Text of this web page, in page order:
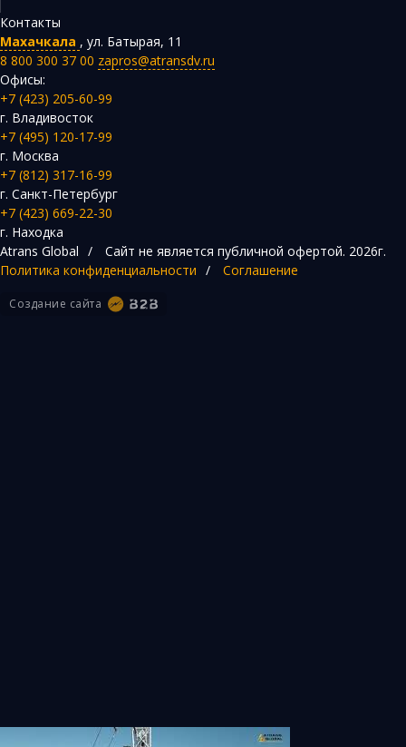
Контакты
Махачкала , ул. Батырая, 11
8 800 300 37 00 zapros@atransdv.ru
Офисы:
+7 (423) 205-60-99
г. Владивосток
+7 (495) 120-17-99
г. Москва
+7 (812) 317-16-99
г. Санкт-Петербург
+7 (423) 669-22-30
г. Находка
Atrans Global / Сайт не является публичной офертой. 2026г.
Политика конфиденциальности / Соглашение
Создание сайта